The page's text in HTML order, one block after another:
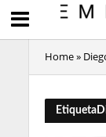
Home»